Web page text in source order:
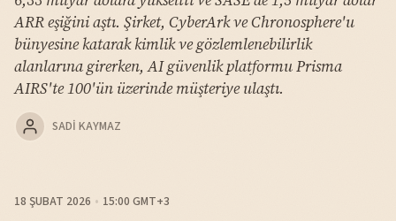
ARR eşiğini aştı. Şirket, CyberArk ve Chronosphere'u
bünyesine katarak kimlik ve gözlemlenebilirlik
alanlarına girerken, AI güvenlik platformu Prisma
AIRS'te 100'ün üzerinde müşteriye ulaştı.
SADI KAYMAZ
18 ŞUBAT 2026 15:00 GMT+3